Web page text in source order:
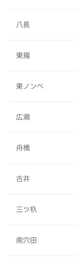
八長
東揚
東ノンベ
広瀬
舟橋
古井
三ツ杁
南穴田